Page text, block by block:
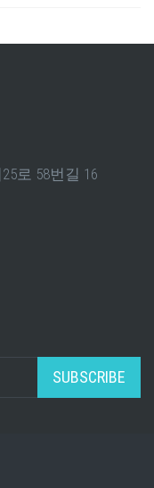
로 58번길 16
SUBSCRIBE